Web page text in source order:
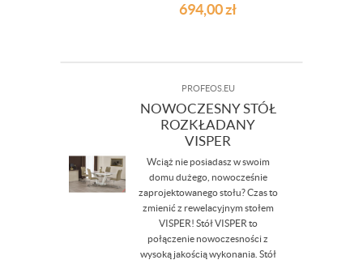
694,00zł
PROFEOS.EU
NOWOCZESNY STÓŁ
ROZKŁADANY
VISPER
Wciąż nie posiadasz w swoim
domu dużego, nowocześnie
zaprojektowanego stołu? Czas to
zmienić z rewelacyjnym stołem
VISPER! Stół VISPER to
połączenie nowoczesności z
wysoką jakością wykonania. Stół